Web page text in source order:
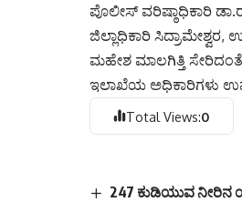
ಪೊಲೀಸ್ ವರಿಷ್ಠಾಧಿಕಾರಿ
ಜಿಲ್ಲಾಧಿಕಾರಿ ಸಿದ್ರಾಮೇಶ್ವರ,
ಮಹೇಶ ಮಾಲಗಿತ್ತಿ
ಇಲಾಖೆಯ ಅಧಿಕಾರಿಗಳು
Total Views:0
247 ಕುಡಿಯುವ